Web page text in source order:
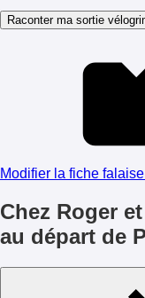
Raconter ma sortie
Modifier la fiche falaise
Chez Roger
au départ de